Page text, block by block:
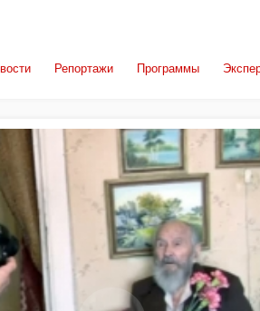
Репортажи Программы